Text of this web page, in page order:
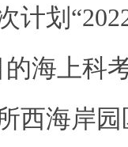
计划
海上科
西海岸